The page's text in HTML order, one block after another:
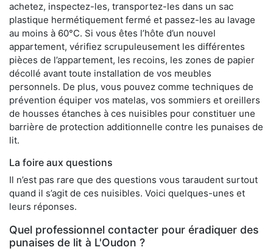
achetez, inspectez-les, transportez-les dans un sac
plastique hermétiquement fermé et passez-les au lavage
au moins à 60°C. Si vous êtes l’hôte d’un nouvel
appartement, vérifiez scrupuleusement les différentes
pièces de l’appartement, les recoins, les zones de papier
décollé avant toute installation de vos meubles
personnels. De plus, vous pouvez comme techniques de
prévention équiper vos matelas, vos sommiers et oreillers
de housses étanches à ces nuisibles pour constituer une
barrière de protection additionnelle contre les punaises de
lit.
La foire aux questions
Il n’est pas rare que des questions vous taraudent surtout
quand il s’agit de ces nuisibles. Voici quelques-unes et
leurs réponses.
Quel professionnel contacter pour éradiquer des
punaises de lit à L'Oudon ?